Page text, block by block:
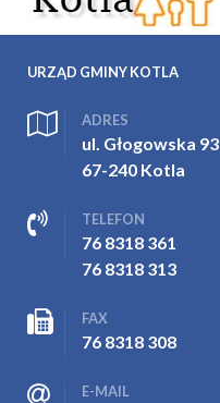
URZĄD GMINY KOTLA
ADRES
ul. Głogowska 93
67-240 Kotla
TELEFON
76 8318 361
76 8318 313
FAX
76 8318 308
E-MAIL